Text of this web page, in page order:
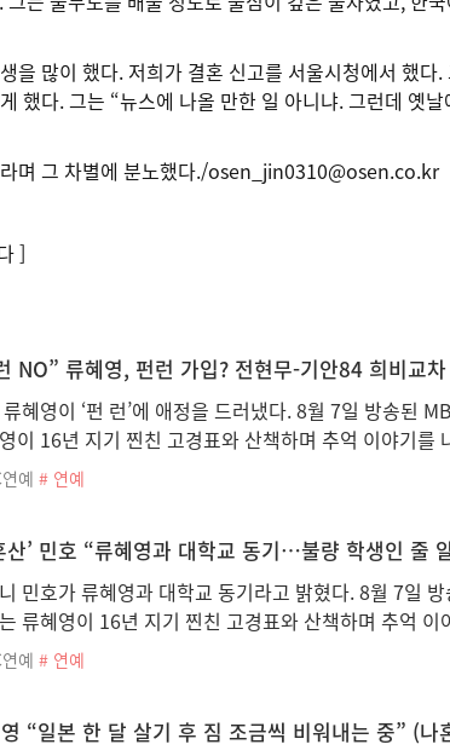
을 많이 했다. 저희가 결혼 신고를 서울시청에서 했다
했다. 그는 “뉴스에 나올 만한 일 아니냐. 그런데 옛
며 그 차별에 분노했다./osen_jin0310@osen.co.kr
]
NO” 류혜영, 펀런 가입? 전현무-기안84 희비교
혜영이 ‘펀 런’에 애정을 드러냈다. 8월 7일 방송된
이 16년 지기 찐친 고경표와 산책하며 추억 이야기를
예 # 연예
산’ 민호 “류혜영과 대학교 동기…불량 학생인 줄
민호가 류혜영과 대학교 동기라고 밝혔다. 8월 7일
류혜영이 16년 지기 찐친 고경표와 산책하며 추억 이
예 # 연예
“일본 한 달 살기 후 짐 조금씩 비워내는 중” (나